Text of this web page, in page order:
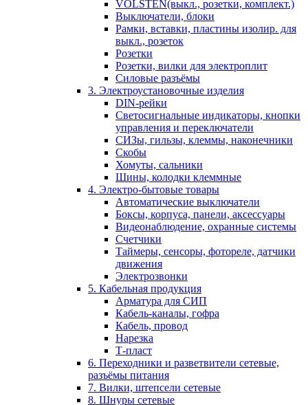
VOLSTEN(выкл., розетки, комплект.)
Выключатели, блоки
Рамки, вставки, пластины изолир. для
выкл., розеток
Розетки
Розетки, вилки для электроплит
Силовые разъёмы
3. Электроустановочные изделия
DIN-рейки
Светосигнальные индикаторы, кнопки
управления и переключатели
СИЗы, гильзы, клеммы, наконечники
Скобы
Хомуты, сальники
Шины, колодки клеммные
4. Электро-бытовые товары
Автоматические выключатели
Боксы, корпуса, панели, аксессуары
Видеонаблюдение, охранные системы
Счетчики
Таймеры, сенсоры, фотореле, датчики
движения
Электрозвонки
5. Кабельная продукция
Арматура для СИП
Кабель-каналы, гофра
Кабель, провод
Нарезка
Т-пласт
6. Переходники и разветвители сетевые,
разъёмы питания
7. Вилки, штепсели сетевые
8. Шнуры сетевые